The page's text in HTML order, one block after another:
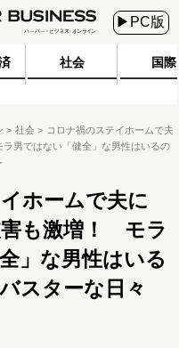
▶PC版
社会 国際
社会
コロナ禍のステイホームで夫
男ではない「健全」な男性はいるの
ホームで夫に
も激増！ モラ
」な男性はいる
スターな日々